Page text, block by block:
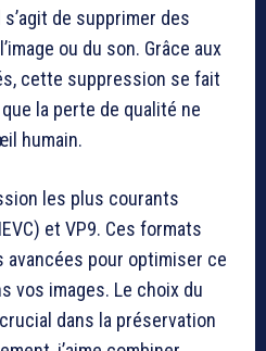
de supprimer des
ou du son. Grâce aux
cette suppression se fait
la perte de qualité ne
humain.
les plus courants
et VP9. Ces formats
pour optimiser ce
vos images. Le choix du
dans la préservation